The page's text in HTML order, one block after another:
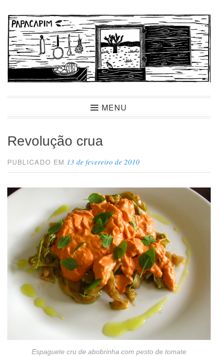
para
conteúdo
PapacapimMENU
Revolução crua
PUBLICADO EM 13 de fevereiro de 2010
Espaguete cru de abobrinha com pesto de tomate